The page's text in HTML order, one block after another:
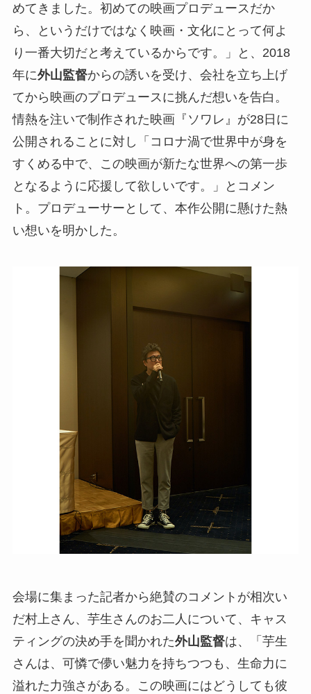
めてきました。初めての映画プロデュースだか
ら、というだけではなく映画・文化にとって何よ
り一番大切だと考えているからです。」と、2018
年に外山監督からの誘いを受け、会社を立ち上げ
てから映画のプロデュースに挑んだ想いを告白。
情熱を注いで制作された映画『ソワレ』が28日に
公開されることに対し「コロナ渦で世界中が身を
すくめる中で、この映画が新たな世界への第一歩
となるように応援して欲しいです。」とコメン
ト。プロデューサーとして、本作公開に懸けた熱
い想いを明かした。
会場に集まった記者から絶賛のコメントが相次い
だ村上さん、芋生さんのお二人について、キャス
ティングの決め手を聞かれた外山監督は、「芋生
さんは、可憐で儚い魅力を持ちつつも、生命力に
溢れた力強さがある。この映画にはどうしても彼